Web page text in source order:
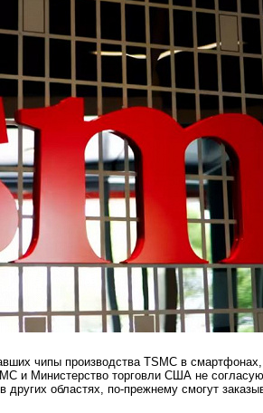
чипы производства TSMC в
и Министерство торговли США не
областях, по-прежнему смогут